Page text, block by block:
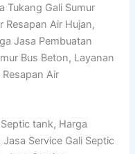
Tukang Gali Sumur
Resapan Air Hujan,
Jasa Pembuatan
Bus Beton, Layanan
Air
tank, Harga
Service Gali Septic